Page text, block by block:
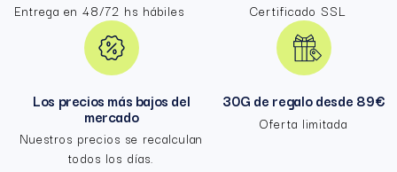
Entrega en 48/72 hs hábiles Certificado SSL
Los precios más bajos del
mercado
Nuestros precios se recalculan
todos los días.
30G de regalo desde 89€
Oferta limitada